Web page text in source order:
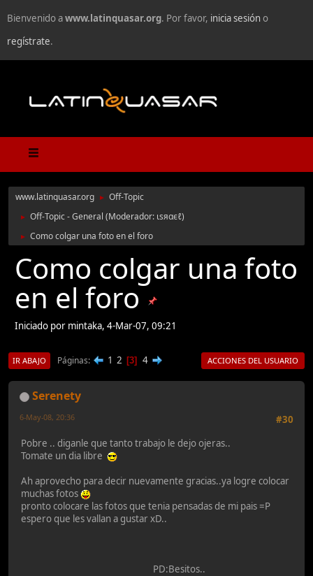
Bienvenido awww.latinquasar.org. Por favor, inicia sesióno
regístrate.
www.latinquasar.org ► Off-Topic
► Off-Topic - General (Moderador: ιѕяαєℓ)
► Como colgar una foto en el foro
Como colgar una foto
en el foro
Iniciado por mintaka, 4-Mar-07, 09:21
IR ABAJO Páginas 1 2 3 4 ACCIONES DEL USUARIO
Serenety
#30
6-May-08, 20:36
Pobre .. diganle que tanto trabajo le dejo ojeras..
Tomate un dia libre
Ah aprovecho para decir nuevamente gracias..ya logre colocar
muchas fotos
pronto colocare las fotos que tenia pensadas de mi pais =P
espero que les vallan a gustar xD..
PD:Besitos..